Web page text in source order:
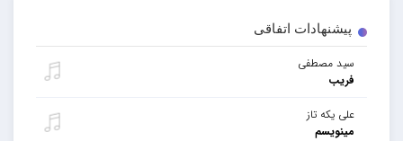
پیشنهادات اتفاقی
سید مصطفی
فریب
علی یکه تاز
مینویسم